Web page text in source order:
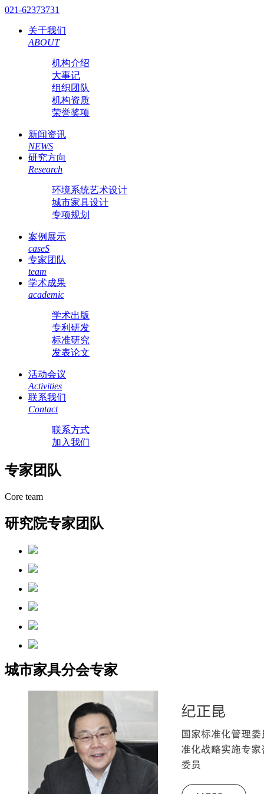
021-62373731
关于我们
ABOUT
机构介绍
大事记
组织团队
机构资质
荣誉奖项
新闻资讯
NEWS
研究方向
Research
环境系统艺术设计
城市家具设计
专项规划
案例展示
caseS
专家团队
team
学术成果
academic
学术出版
专利研发
标准研究
发表论文
活动会议
Activities
联系我们
Contact
联系方式
加入我们
专家团队
Core team
研究院专家团队
城市家具分会专家